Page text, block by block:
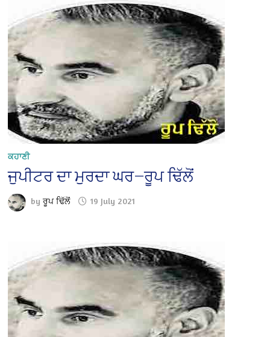
ਕਹਾਣੀ
ਜੁਪੀਟਰ ਦਾ ਮੁਰਦਾ ਘਰ—ਰੂਪ ਢਿੱਲੋਂ
byਰੂਪ ਢਿੱਲੋਂ 19 July 2021